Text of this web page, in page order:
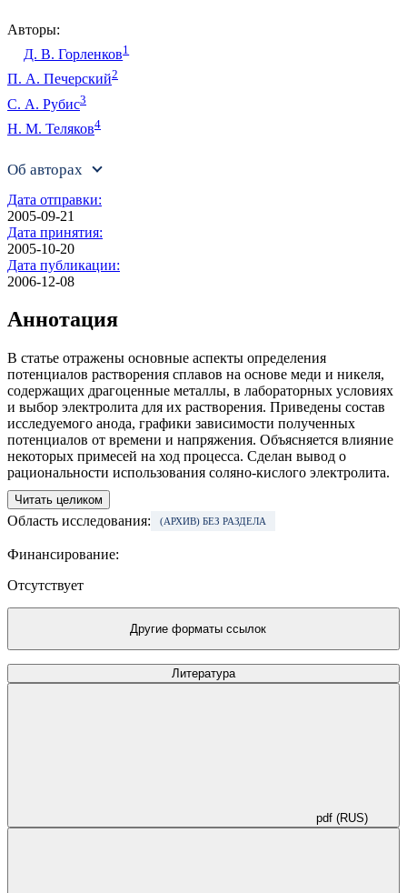
Авторы:
Д. В. Горленков1
П. А. Печерский2
С. А. Рубис3
Н. М. Теляков4
Об авторах
Дата отправки:
2005-09-21
Дата принятия:
2005-10-20
Дата публикации:
2006-12-08
Аннотация
В статье отражены основные аспекты определения
потенциалов растворения сплавов на основе меди и никеля,
содержащих драгоценные металлы, в лабораторных условиях
и выбор электролита для их растворения. Приведены состав
исследуемого анода, графики зависимости полученных
потенциалов от времени и напряжения. Объясняется влияние
некоторых примесей на ход процесса. Сделан вывод о
рациональности использования соляно-кислого электролита.
Читать целиком
Область исследования: (АРХИВ) БЕЗ РАЗДЕЛА
Финансирование:
Отсутствует
Другие форматы ссылок
Литература
pdf (RUS)